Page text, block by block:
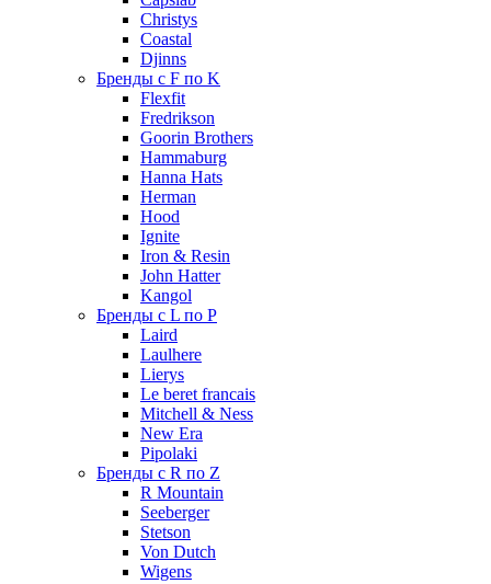
Christys
Coastal
Djinns
Бренды с F по K
Flexfit
Fredrikson
Goorin Brothers
Hammaburg
Hanna Hats
Herman
Hood
Ignite
Iron & Resin
John Hatter
Kangol
Бренды с L по P
Laird
Laulhere
Lierys
Le beret francais
Mitchell & Ness
New Era
Pipolaki
Бренды с R по Z
R Mountain
Seeberger
Stetson
Von Dutch
Wigens